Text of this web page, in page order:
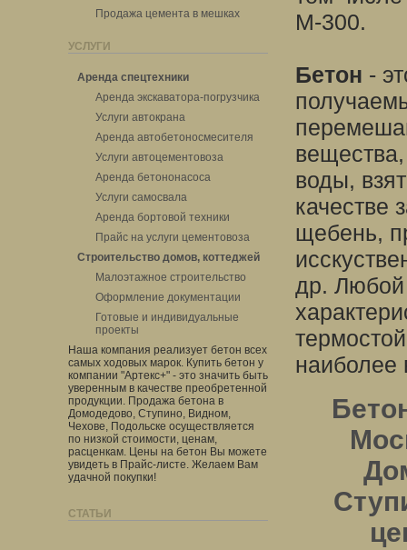
Продажа цемента в мешках
УСЛУГИ
Аренда спецтехники
Аренда экскаватора-погрузчика
Услуги автокрана
Аренда автобетоносмесителя
Услуги автоцементовоза
Аренда бетононасоса
Услуги самосвала
Аренда бортовой техники
Прайс на услуги цементовоза
Строительство домов, коттеджей
Малоэтажное строительство
Оформление документации
Готовые и индивидуальные
проекты
Наша компания реализует бетон всех
самых ходовых марок. Купить бетон у
компании "Артекс+" - это значить быть
уверенным в качестве преобретенной
продукции. Продажа бетона в
Домодедово, Ступино, Видном,
Чехове, Подольске осуществляется
по низкой стоимости, ценам,
расценкам. Цены на бетон Вы можете
увидеть в Прайс-листе. Желаем Вам
удачной покупки!
СТАТЬИ
М-300.
Бетон -
воды,
качестве
щебень,
др. Любой
наиболее